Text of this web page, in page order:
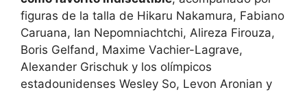
figuras de la talla de Hikaru Nakamura, Fabiano
Caruana, Ian Nepomniachtchi, Alireza Firouza,
Boris Gelfand, Maxime Vachier-Lagrave,
Alexander Grischuk y los olímpicos
estadounidenses Wesley So, Levon Aronian y